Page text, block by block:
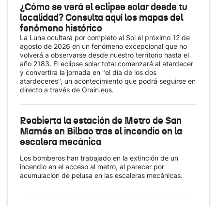
¿Cómo se verá el eclipse solar desde tu
localidad? Consulta aquí los mapas del
fenómeno histórico
La Luna ocultará por completo al Sol el próximo 12 de
agosto de 2026 en un fenómeno excepcional que no
volverá a observarse desde nuestro territorio hasta el
año 2183. El eclipse solar total comenzará al atardecer
y convertirá la jornada en "el día de los dos
atardeceres", un acontecimiento que podrá seguirse en
directo a través de Orain.eus.
Reabierta la estación de Metro de San
Mamés en Bilbao tras el incendio en la
escalera mecánica
Los bomberos han trabajado en la extinción de un
incendio en el acceso al metro, al parecer por
acumulación de pelusa en las escaleras mecánicas.